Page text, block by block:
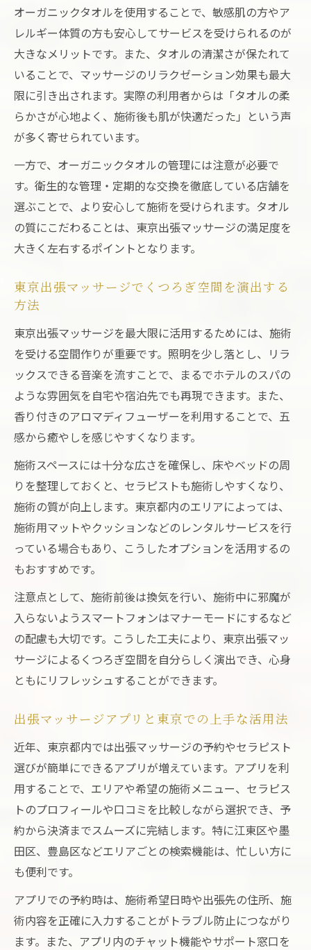
オーガニックタオルを使用することで、敏感肌の方やア
レルギー体質の方も安心してサービスを受けられるのが
大きなメリットです。また、タオルの清潔さが保たれて
いることで、マッサージのリラクゼーション効果も最大
限に引き出されます。実際の利用者からは「タオルの柔
らかさが心地よく、施術後も肌が快適だった」という声
が多く寄せられています。
一方で、オーガニックタオルの管理には注意が必要で
す。衛生的な管理・定期的な交換を徹底している店舗を
選ぶことで、より安心して施術を受けられます。タオル
の質にこだわることは、東京出張マッサージの満足度を
大きく左右するポイントとなります。
東京出張マッサージでくつろぎ空間を演出する
方法
東京出張マッサージを最大限に活用するためには、施術
を受ける空間作りが重要です。照明を少し落とし、リラ
ックスできる音楽を流すことで、まるでホテルのスパの
ような雰囲気を自宅や宿泊先でも再現できます。また、
香り付きのアロマディフューザーを利用することで、五
感から癒やしを感じやすくなります。
施術スペースには十分な広さを確保し、床やベッドの周
りを整理しておくと、セラピストも施術しやすくなり、
施術の質が向上します。東京都内のエリアによっては、
施術用マットやクッションなどのレンタルサービスを行
っている場合もあり、こうしたオプションを活用するの
もおすすめです。
注意点として、施術前後は換気を行い、施術中に邪魔が
入らないようスマートフォンはマナーモードにするなど
の配慮も大切です。こうした工夫により、東京出張マッ
サージによるくつろぎ空間を自分らしく演出でき、心身
ともにリフレッシュすることができます。
出張マッサージアプリと東京での上手な活用法
近年、東京都内では出張マッサージの予約やセラピスト
選びが簡単にできるアプリが増えています。アプリを利
用することで、エリアや希望の施術メニュー、セラピス
トのプロフィールや口コミを比較しながら選択でき、予
約から決済までスムーズに完結します。特に江東区や墨
田区、豊島区などエリアごとの検索機能は、忙しい方に
も便利です。
アプリでの予約時は、施術希望日時や出張先の住所、施
術内容を正確に入力することがトラブル防止につながり
ます。また、アプリ内のチャット機能やサポート窓口を